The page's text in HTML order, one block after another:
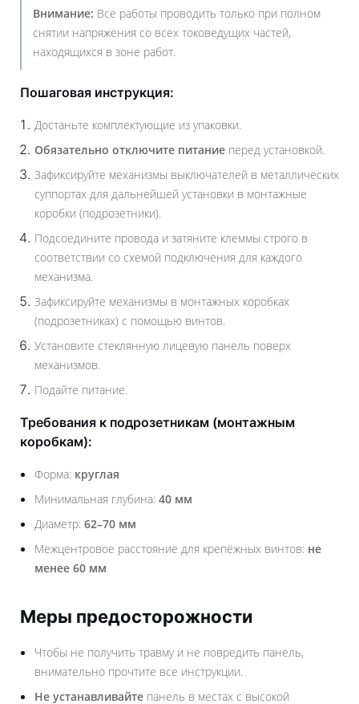
Внимание: Все работы проводить только при полном
снятии напряжения со всех токоведущих частей,
находящихся в зоне работ.
Пошаговая инструкция:
Достаньте комплектующие из упаковки.
Обязательно отключите питание перед установкой.
Зафиксируйте механизмы выключателей в металлических
суппортах для дальнейшей установки в монтажные
коробки (подрозетники).
Подсоедините провода и затяните клеммы строго в
соответствии со схемой подключения для каждого
механизма.
Зафиксируйте механизмы в монтажных коробках
(подрозетниках) с помощью винтов.
Установите стеклянную лицевую панель поверх
механизмов.
Подайте питание.
Требования к подрозетникам (монтажным
коробкам):
Форма: круглая
Минимальная глубина: 40 мм
Диаметр: 62–70 мм
Межцентровое расстояние для крепёжных винтов: не
менее 60 мм
Меры предосторожности
Чтобы не получить травму и не повредить панель,
внимательно прочтите все инструкции.
Не устанавливайте панель в местах с высокой